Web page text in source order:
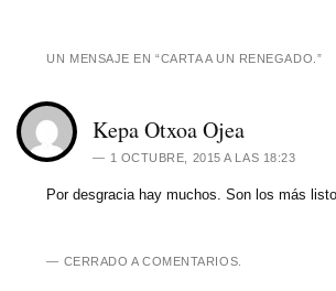
UN MENSAJE EN “CARTA A UN RENEGADO. ”
Kepa Otxoa Ojea
1 OCTUBRE, 2015 A LAS 18:23
Por desgracia hay muchos. Son los más
CERRADO A COMENTARIOS.